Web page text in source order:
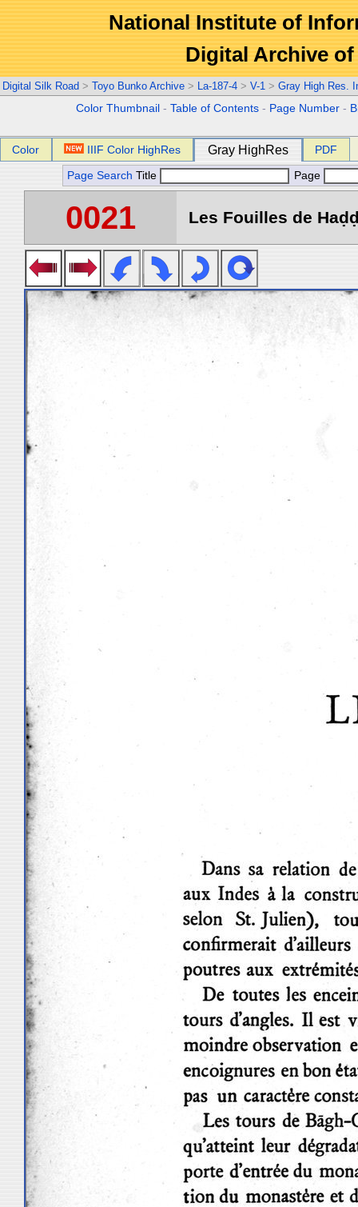
National Institute of
Digital Archive
Digital Silk Road > Toyo Bunko Archive > La-187-4 > V-1 > Gray High Res.
Color Thumbnail -Table of Contents - Page Number -
Color IIIF Color HighRes Gray HighRes PDF
Page Search Title Page
0021 Les Fouilles de